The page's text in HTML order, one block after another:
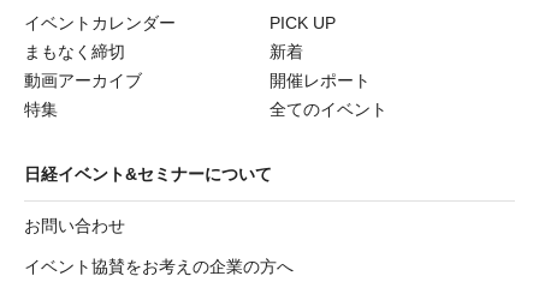
イベントカレンダー
PICK UP
まもなく締切
新着
動画アーカイブ
開催レポート
特集
全てのイベント
日経イベント&セミナーについて
お問い合わせ
イベント協賛をお考えの企業の方へ